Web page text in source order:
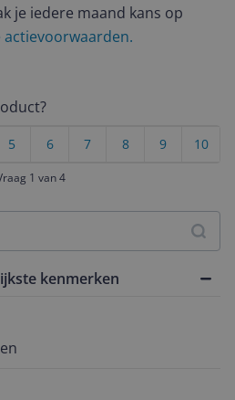
kenmerken
je iedere maand kans op
10
9
8
7
6
5
1 van 4